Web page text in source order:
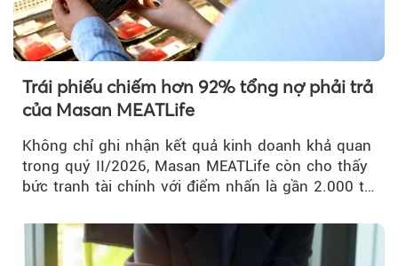
Trái phiếu chiếm hơn 92% tổng nợ phải trả
của Masan MEATLife
Không chỉ ghi nhận kết quả kinh doanh khả quan
trong quý II/2026, Masan MEATLife còn cho thấy
bức tranh tài chính với điểm nhấn là gần 2.000 tỷ